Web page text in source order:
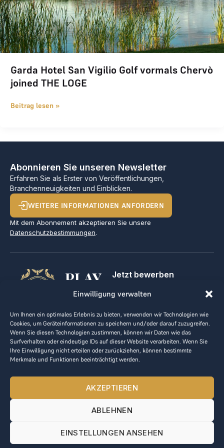
Einwilligung verwalten
Um Ihnen ein optimales Erlebnis zu bieten, verwenden wir Technologien wie
Cookies, um Geräteinformationen zu speichern und/oder darauf zuzugreifen.
Wenn Sie diesen Technologien zustimmen, können wir Daten wie das
Surfverhalten oder eindeutige IDs auf dieser Website verarbeiten. Wenn Sie
Ihre Einwilligung nicht erteilen oder zurückziehen, können bestimmte
Merkmale und Funktionen beeinträchtigt werden.
AKZEPTIEREN
ABLEHNEN
EINSTELLUNGEN ANSEHEN
Garda Hotel San Vigilio Golf vormals Chervò
joined THE LOGE
Beitrag lesen »
Abonnieren Sie unseren Newsletter
Erfahren Sie als Erster von Veröffentlichungen,
Branchenneuigkeiten und Einblicken.
WEITERE INFORMATIONEN ANFORDERN
Mit dem Abonnement akzeptieren Sie unsere
Datenschutzbestimmungen.
PLAY
GOLF,
MAKE
BUSINESS
Jetzt bewerben
Kontakt
AGB
Datenrichtlinie
kontakt@the-loge.com
Unser freundliches Team hilft Ihnen gerne weiter.
Mo-Fr von 8:00 bis 17:00 Uhr.
© 2025 The LOGE. Alle Rechte vorbehalten.